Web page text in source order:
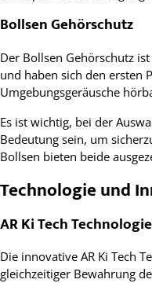
Bollsen Gehörschutz
Der Bollsen Gehörschutz
und haben sich den ersten
Umgebungsgeräusche
Es ist wichtig, bei der
Bedeutung sein, um
Bollsen bieten beide
Technologie und
AR Ki Tech
Die innovative AR Ki Tech
gleichzeitiger Bewahrung